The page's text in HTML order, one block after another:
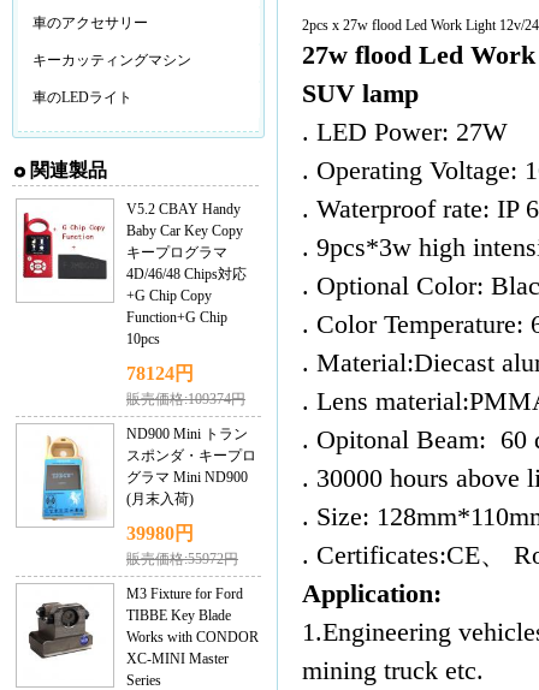
車のアクセサリー
キーカッティングマシン
車のLEDライト
関連製品
V5.2 CBAY Handy
Baby Car Key Copy
キープログラマ
4D/46/48 Chips対応
+G Chip Copy
Function+G Chip
10pcs
78124円
販売価格:109374円
ND900 Mini トラン
スポンダ・キープロ
グラマ Mini ND900
(月末入荷)
39980円
販売価格:55972円
M3 Fixture for Ford
TIBBE Key Blade
Works with CONDOR
XC-MINI Master
Series
2pcs x 27w flood Led Work Light 12v/
27w flood Led
SUV lamp
. LED Power: 27W
. Operating Voltage:
. Waterproof rate: IP
. 9pcs*3w high
. Optional Color:
. Color Temperature:
. Material:Diecast
. Lens
. Opitonal Beam: 60
. 30000 hours above
. Size:
. Certificates:CE、
Application:
1.Engineering
mining truck etc.